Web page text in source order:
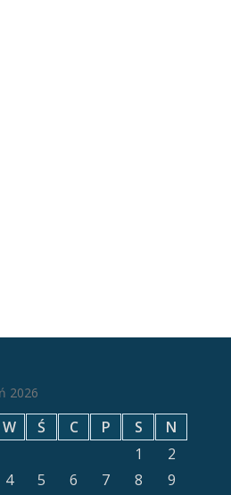
2026
W Ś C P S
N
1
2
4 5 6 7 8
9